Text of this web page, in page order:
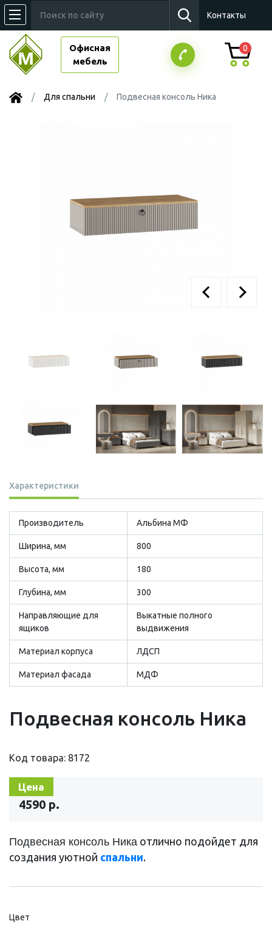
Контакты
Офисная
мебель
0
Для спальни Подвесная консоль Ника
Характеристики
Производитель Альбина МФ
Ширина, мм 800
Высота, мм 180
Глубина, мм 300
Направляющие для
ящиков
Выкатные полного
выдвижения
Материал корпуса ЛДСП
Материал фасада МДФ
Подвесная консоль Ника
Код товара: 8172
Цена
4590 р.
Подвесная консоль Ника отлично подойдет для
создания уютной спальни.
Цвет